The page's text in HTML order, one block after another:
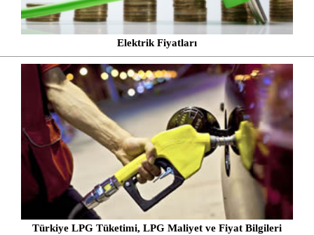
Elektrik Fiyatları
Türkiye LPG Tüketimi, LPG Maliyet ve Fiyat Bilgileri